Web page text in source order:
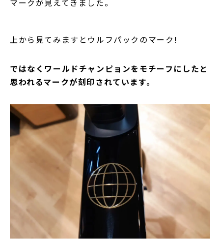
マークが見えてきました。
上から見てみますとウルフパックのマーク!
ではなくワールドチャンピョンをモチーフにしたと
思われるマークが刻印されています。